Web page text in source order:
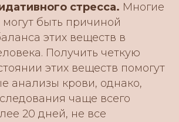
стресса. Многие
быть причиной
этих веществ в
Получить четкую
этих веществ помогут
анализы крови, однако,
чаще всего
20 дней, не все